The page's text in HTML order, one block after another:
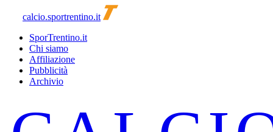
calcio.sportrentino.it
SporTrentino.it
Chi siamo
Affiliazione
Pubblicità
Archivio